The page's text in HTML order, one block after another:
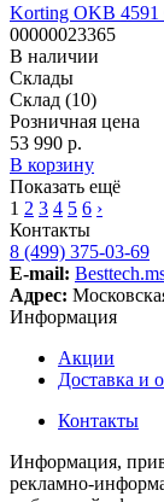
Korting OKB 4591
00000023365
В наличии
Склады
Склад (10)
Розничная цена
53 990 р.
В корзину
Показать ещё
1 2 3 4 5 6 ›
Контакты
8 (499) 375-03-69
E-mail:
Адрес:
Информация
Акции
Доставка и
Контакты
Информация,
рекламно-